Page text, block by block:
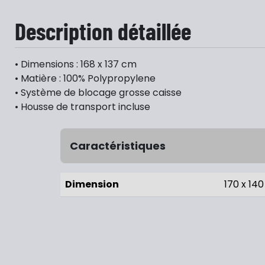
Description détaillée
• Dimensions : 168 x 137 cm
• Matière : 100% Polypropylene
• Système de blocage grosse caisse
• Housse de transport incluse
Caractéristiques
Dimension 170 x